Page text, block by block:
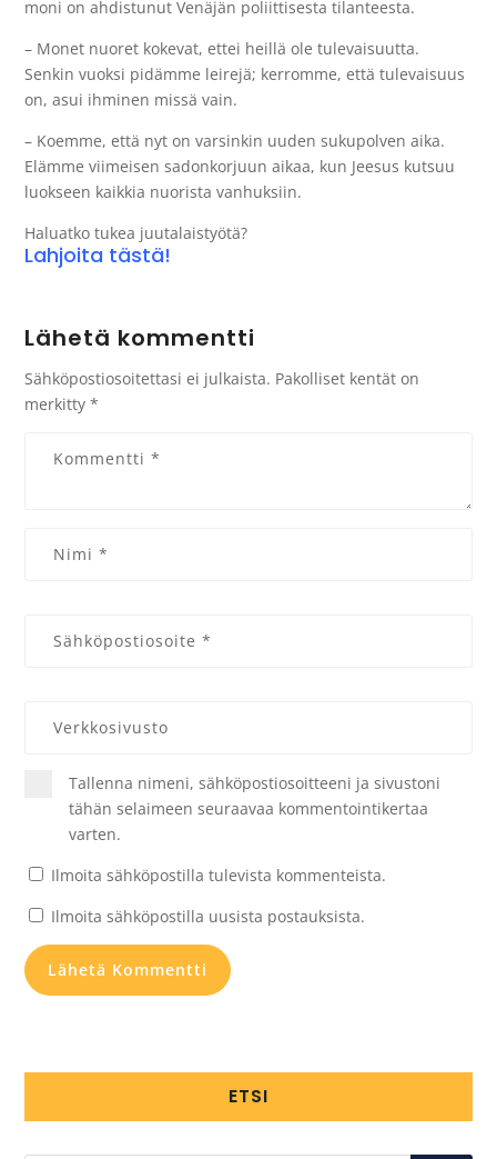
moni on ahdistunut Venäjän poliittisesta tilanteesta.
– Monet nuoret kokevat, ettei heillä ole tulevaisuutta.
Senkin vuoksi pidämme leirejä; kerromme, että tulevaisuus
on, asui ihminen missä vain.
– Koemme, että nyt on varsinkin uuden sukupolven aika.
Elämme viimeisen sadonkorjuun aikaa, kun Jeesus kutsuu
luokseen kaikkia nuorista vanhuksiin.
Haluatko tukea juutalaistyötä?
Lahjoita tästä!
Lähetä kommentti
Sähköpostiosoitettasi ei julkaista. Pakolliset kentät on
merkitty*
Tallenna nimeni, sähköpostiosoitteeni ja sivustoni
tähän selaimeen seuraavaa kommentointikertaa
varten.
Ilmoita sähköpostilla tulevista kommenteista.
Ilmoita sähköpostilla uusista postauksista.
ETSI